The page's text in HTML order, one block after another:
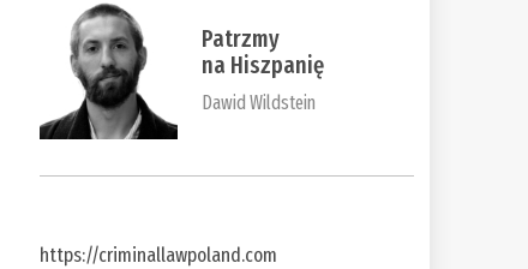
Patrzmy
na Hiszpanię
Dawid Wildstein
https://criminallawpoland.com